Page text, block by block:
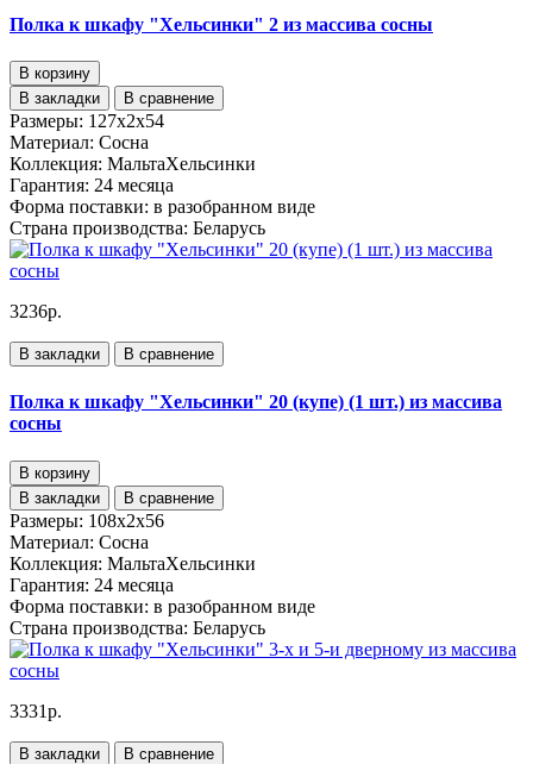
Полка к шкафу "Хельсинки" 2 из массива сосны
В корзину
В закладки
В сравнение
Размеры: 127x2x54
Материал: Сосна
Коллекция: МальтаХельсинки
Гарантия: 24 месяца
Форма поставки: в разобранном виде
Страна производства: Беларусь
3236р.
В закладки В сравнение
Полка к шкафу "Хельсинки" 20 (купе) (1 шт.) из массива
сосны
В корзину
В закладки
В сравнение
Размеры: 108х2х56
Материал: Сосна
Коллекция: МальтаХельсинки
Гарантия: 24 месяца
Форма поставки: в разобранном виде
Страна производства: Беларусь
3331р.
В закладки В сравнение